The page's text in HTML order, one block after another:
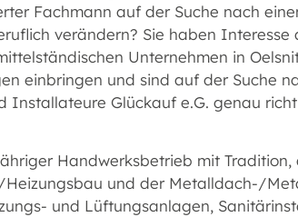
Fachmann auf der Suche nach
verändern? Sie haben
Unternehmen in
einbringen und sind auf der Suche
Installateure Glückauf e.G. genau
Handwerksbetrieb mit
und der Metalldach-/
und Lüftungsanlagen,